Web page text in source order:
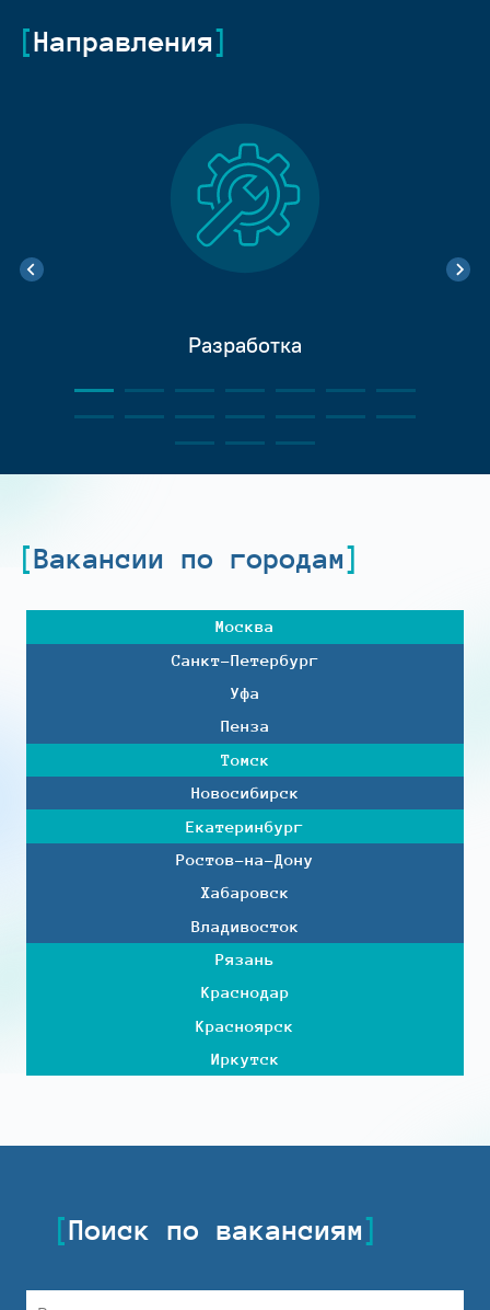
Направления
Разработка
Вакансии по городам
Москва
Санкт-Петербург
Уфа
Пенза
Томск
Новосибирск
Екатеринбург
Ростов-на-Дону
Хабаровск
Владивосток
Рязань
Краснодар
Красноярск
Иркутск
Поиск по вакансиям